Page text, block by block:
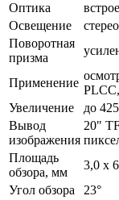
Оптика
Освещение
Поворотная
призма
Применение
Увеличение
до
Вывод
изображения
20"
Площадь
обзора, мм
3,0 х
Угол обзора
23°